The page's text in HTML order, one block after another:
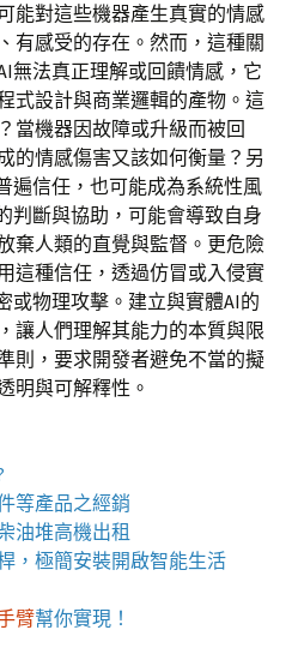
能對這些機器產生真實的情感
有感受的存在。然而，這種關
無法真正理解或回饋情感，它
式設計與商業邏輯的產物。這
當機器因故障或升級而被回
的情感傷害又該如何衡量？另
遍信任，也可能成為系統性風
判斷與協助，可能會導致自身
棄人類的直覺與監督。更危險
這種信任，透過仿冒或入侵實
或物理攻擊。建立與實體AI的
讓人們理解其能力的本質與限
則，要求開發者避免不當的擬
明與可解釋性。
等產品之經銷
油堆高機出租
，極簡安裝開啟智能生活
臂幫你實現！